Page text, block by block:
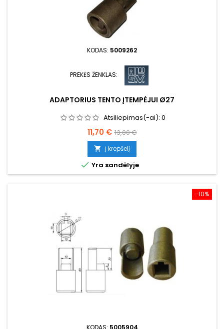
KODAS: 5009262
PREKĖS ŽENKLAS:
ADAPTORIUS TENTO ĮTEMPĖJUI Ø27
Atsiliepimas(-ai): 0
Kaina
11,70 € Bazinė
kaina
13,00 €
 Į krepšelį
 Yra sandėlyje
−10%
KODAS: 5005904